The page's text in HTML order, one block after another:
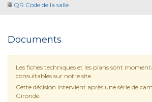
QR Code de la salle
Documents
Les fiches techniques et les plans sont
consultables sur notre site.
Cette décision intervient après une série de
Gironde.